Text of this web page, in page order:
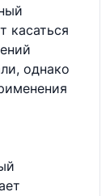
касаться
однако